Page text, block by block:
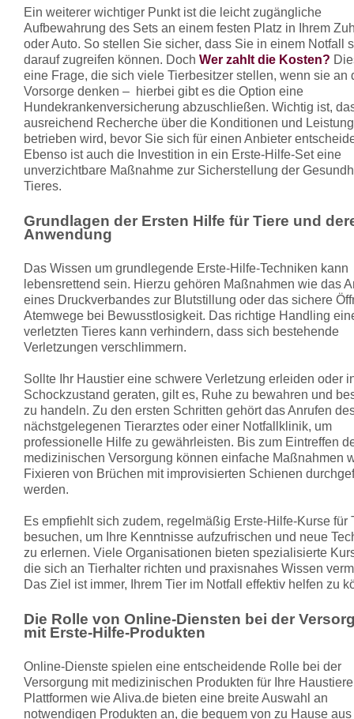
Ein weiterer wichtiger Punkt ist die leicht zugängliche
Aufbewahrung des Sets an einem festen Platz in Ihrem
oder Auto. So stellen Sie sicher, dass Sie in einem Notfall
darauf zugreifen können. Doch Wer zahlt die Kosten?
eine Frage, die sich viele Tierbesitzer stellen, wenn sie an
Vorsorge denken – hierbei gibt es die Option eine
Hundekrankenversicherung abzuschließen. Wichtig ist,
ausreichend Recherche über die Konditionen und
betrieben wird, bevor Sie sich für einen Anbieter
Ebenso ist auch die Investition in ein Erste-Hilfe-Set eine
unverzichtbare Maßnahme zur Sicherstellung der
Tieres.
Grundlagen der Ersten Hilfe für Tiere und
Anwendung
Das Wissen um grundlegende Erste-Hilfe-Techniken kann
lebensrettend sein. Hierzu gehören Maßnahmen wie das
eines Druckverbandes zur Blutstillung oder das sichere
Atemwege bei Bewusstlosigkeit. Das richtige Handling
verletzten Tieres kann verhindern, dass sich bestehende
Verletzungen verschlimmern.
Sollte Ihr Haustier eine schwere Verletzung erleiden oder
Schockzustand geraten, gilt es, Ruhe zu bewahren und
zu handeln. Zu den ersten Schritten gehört das Anrufen
nächstgelegenen Tierarztes oder einer Notfallklinik, um
professionelle Hilfe zu gewährleisten. Bis zum Eintreffen
medizinischen Versorgung können einfache Maßnahmen
Fixieren von Brüchen mit improvisierten Schienen
werden.
Es empfiehlt sich zudem, regelmäßig Erste-Hilfe-Kurse für
besuchen, um Ihre Kenntnisse aufzufrischen und neue
zu erlernen. Viele Organisationen bieten spezialisierte
die sich an Tierhalter richten und praxisnahes Wissen
Das Ziel ist immer, Ihrem Tier im Notfall effektiv helfen zu
Die Rolle von Online-Diensten bei der
mit Erste-Hilfe-Produkten
Online-Dienste spielen eine entscheidende Rolle bei der
Versorgung mit medizinischen Produkten für Ihre
Plattformen wie Aliva.de bieten eine breite Auswahl an
notwendigen Produkten an, die bequem von zu Hause